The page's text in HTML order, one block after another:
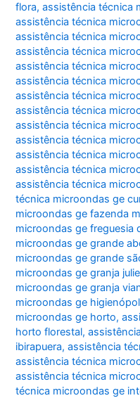
flora,assistência técnica
assistência técnica
assistência técnica
assistência técnica
assistência técnica
assistência técnica
assistência técnica
assistência técnica
assistência técnica
assistência técnica
assistência técnica
assistência técnica
assistência técnica
técnica microondas ge
microondas ge fazenda
microondas ge freguesia
microondas ge grande
microondas ge grande
microondas ge granja
microondas ge granja
microondas ge
microondas ge horto,
horto florestal,
ibirapuera,assistência
assistência técnica
assistência técnica
técnica microondas ge